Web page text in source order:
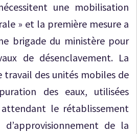
une mobilisation
» et la première mesure a
brigade du ministère pour
de désenclavement. La
travail des unités mobiles de
des eaux, utilisées
le rétablissement
de la